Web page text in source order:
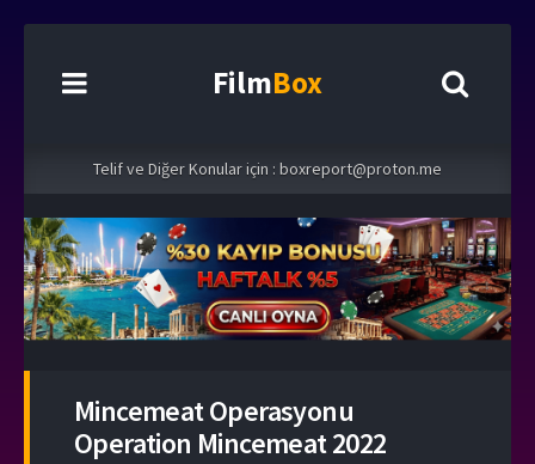
FilmBox
Telif ve Diğer Konular için : boxreport@proton.me
Mincemeat Operasyonu
Operation Mincemeat 2022